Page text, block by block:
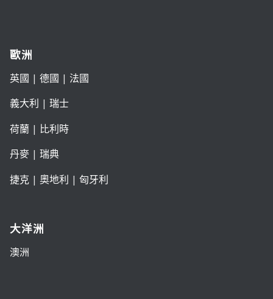
歐洲
英國 | 德國 | 法國
義大利 | 瑞士
荷蘭| 比利時
丹麥| 瑞典
捷克| 奧地利 | 匈牙利
大洋洲
澳洲